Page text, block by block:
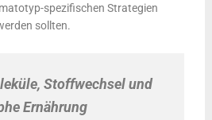
spezifischen Strategien
sollten.
Stoffwechsel und
Ernährung